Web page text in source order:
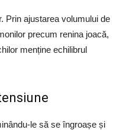
Prin ajustarea volumului de
precum renina joacă,
menține echilibrul
le să se îngroașe și